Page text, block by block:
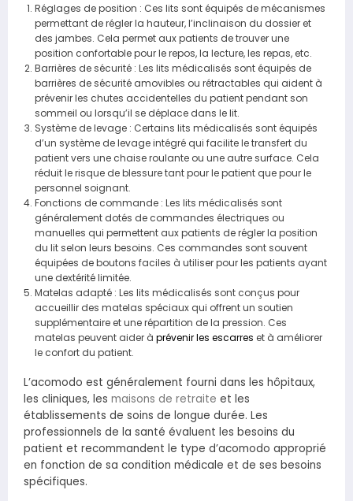
Réglages de position : Ces lits sont équipés de mécanismes
permettant de régler la hauteur, l’inclinaison du dossier et
des jambes. Cela permet aux patients de trouver une
position confortable pour le repos, la lecture, les repas, etc.
Barrières de sécurité : Les lits médicalisés sont équipés de
barrières de sécurité amovibles ou rétractables qui aident à
prévenir les chutes accidentelles du patient pendant son
sommeil ou lorsqu’il se déplace dans le lit.
Système de levage : Certains lits médicalisés sont équipés
d’un système de levage intégré qui facilite le transfert du
patient vers une chaise roulante ou une autre surface. Cela
réduit le risque de blessure tant pour le patient que pour le
personnel soignant.
Fonctions de commande : Les lits médicalisés sont
généralement dotés de commandes électriques ou
manuelles qui permettent aux patients de régler la position
du lit selon leurs besoins. Ces commandes sont souvent
équipées de boutons faciles à utiliser pour les patients ayant
une dextérité limitée.
Matelas adapté : Les lits médicalisés sont conçus pour
accueillir des matelas spéciaux qui offrent un soutien
supplémentaire et une répartition de la pression. Ces
matelas peuvent aider à prévenir les escarres et à améliorer
le confort du patient.
L’acomodo est généralement fourni dans les hôpitaux,
les cliniques, les maisons de retraite et les
établissements de soins de longue durée. Les
professionnels de la santé évaluent les besoins du
patient et recommandent le type d’acomodo approprié
en fonction de sa condition médicale et de ses besoins
spécifiques.